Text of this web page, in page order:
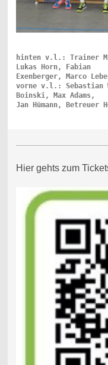
hinten v.l.: Trainer
Lukas Horn, Fabian
Exenberger, Marco
vorne v.l.: Sebastian
Boinski, Max Adams,
Jan Hümann, Betreuer
Hier gehts zum